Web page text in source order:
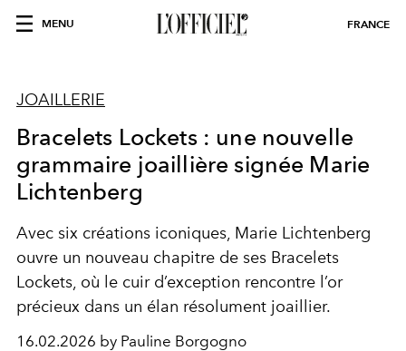
MENU FRANCE
JOAILLERIE
Bracelets Lockets : une nouvelle
grammaire joaillière signée Marie
Lichtenberg
Avec six créations iconiques, Marie Lichtenberg
ouvre un nouveau chapitre de ses Bracelets
Lockets, où le cuir d’exception rencontre l’or
précieux dans un élan résolument joaillier.
16.02.2026 by Pauline Borgogno